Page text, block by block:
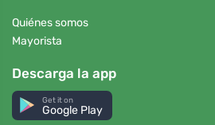
Quiénes somos
Mayorista
Descarga la app
Get it on
Google Play